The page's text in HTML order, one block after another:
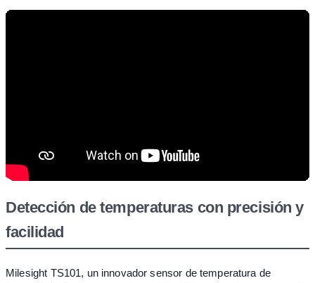
Detección de temperaturas con precisión y
facilidad
Milesight TS101, un innovador sensor de temperatura de